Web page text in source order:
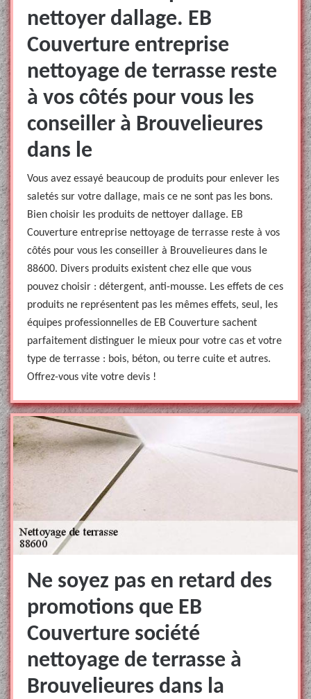
nettoyer dallage. EB
Couverture entreprise
nettoyage de terrasse reste
à vos côtés pour vous les
conseiller à Brouvelieures
dans le
Vous avez essayé beaucoup de produits pour enlever les
saletés sur votre dallage, mais ce ne sont pas les bons.
Bien choisir les produits de nettoyer dallage. EB
Couverture entreprise nettoyage de terrasse reste à vos
côtés pour vous les conseiller à Brouvelieures dans le
88600. Divers produits existent chez elle que vous
pouvez choisir : détergent, anti-mousse. Les effets de ces
produits ne représentent pas les mêmes effets, seul, les
équipes professionnelles de EB Couverture sachent
parfaitement distinguer le mieux pour votre cas et votre
type de terrasse : bois, béton, ou terre cuite et autres.
Offrez-vous vite votre devis !
Ne soyez pas en retard des
promotions que EB
Couverture société
nettoyage de terrasse à
Brouvelieures dans la